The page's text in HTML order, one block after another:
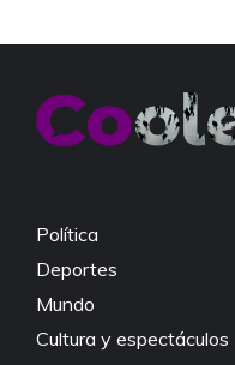
Política
Deportes
Mundo
Cultura y espectáculos